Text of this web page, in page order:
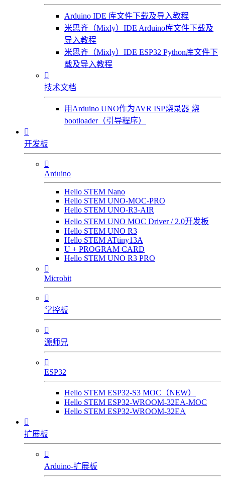
Arduino IDE 库文件下载及导入教程
米思齐（Mixly）IDE Arduino库文件下载及
导入教程
米思齐（Mixly）IDE ESP32 Python库文件下
载及导入教程

技术文档
用Arduino UNO作为AVR ISP烧录器 烧
bootloader（引导程序）

开发板

Arduino
Hello STEM Nano
Hello STEM UNO-MOC-PRO
Hello STEM UNO-R3-AIR
Hello STEM UNO MOC Driver / 2.0开发板
Hello STEM UNO R3
Hello STEM ATtiny13A
U + PROGRAM CARD
Hello STEM UNO R3 PRO

Microbit

掌控板

源师兄

ESP32
Hello STEM ESP32-S3 MOC（NEW）
Hello STEM ESP32-WROOM-32EA-MOC
Hello STEM ESP32-WROOM-32EA

扩展板

Arduino-扩展板